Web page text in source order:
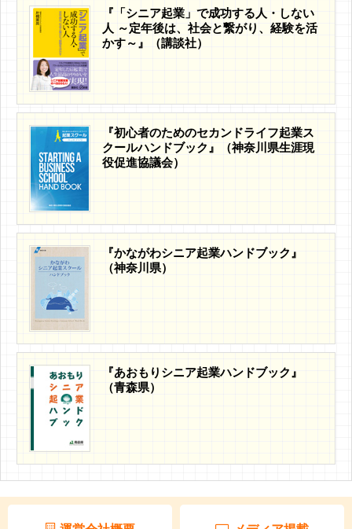
『「シニア起業」で成功する人・しない
人 ～定年後は、社会と繋がり、経験を活
かす～』（講談社）
『初心者のためのセカンドライフ起業ス
クールハンドブック』（神奈川県生涯現
役促進協議会）
『かながわシニア起業ハンドブック』
（神奈川県）
『あおもりシニア起業ハンドブック』
（青森県）